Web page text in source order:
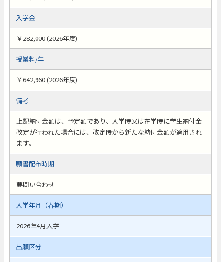
入学金
￥282,000 (2026年度)
授業料/年
￥642,960 (2026年度)
備考
上記納付金額は、予定額であり、入学時又は在学時に学生納付金
改定が行われた場合には、改定時から新たな納付金額が適用され
ます。
願書配布時期
要問い合わせ
入学年月（春期）
2026年4月入学
出願区分